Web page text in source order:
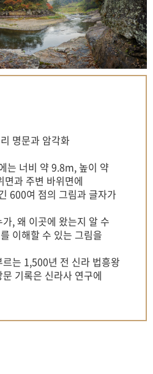
명문과 암각화
는 너비 약 9.8m, 높이 약
과 주변 바위면에
600여 점의 그림과 글자가
, 왜 이곳에 왔는지 알 수
이해할 수 있는 그림을
는 1,500년 전 신라 법흥왕
기록은 신라사 연구에